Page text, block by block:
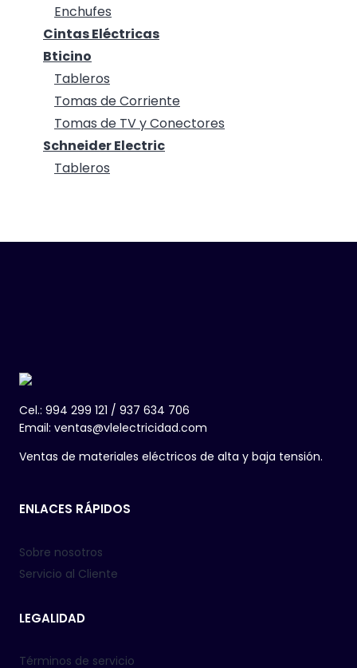
Enchufes
Cintas Eléctricas
Bticino
Tableros
Tomas de Corriente
Tomas de TV y Conectores
Schneider Electric
Tableros
Cel.: 994 299 121 / 937 634 706
Email: ventas@vlelectricidad.com
Ventas de materiales eléctricos de alta y baja tensión.
ENLACES RÁPIDOS
Sobre nosotros
Servicio al Cliente
LEGALIDAD
Términos de servicio